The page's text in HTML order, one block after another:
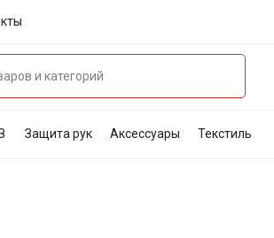
Защита рук Аксессуары Текстиль